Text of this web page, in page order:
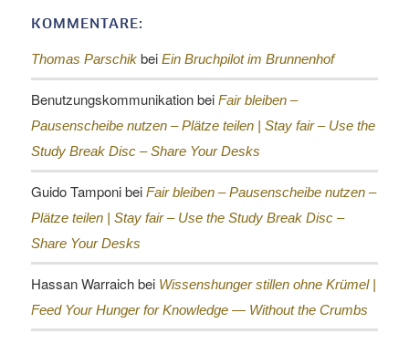
KOMMENTARE:
Thomas Parschikbei Ein Bruchpilot im Brunnenhof
Benutzungskommunikationbei Fair bleiben –
Pausenscheibe nutzen – Plätze teilen | Stay fair – Use the
Study Break Disc – Share Your Desks
Guido Tamponibei Fair bleiben – Pausenscheibe nutzen –
Plätze teilen | Stay fair – Use the Study Break Disc –
Share Your Desks
Hassan Warraichbei Wissenshunger stillen ohne Krümel |
Feed Your Hunger for Knowledge — Without the Crumbs